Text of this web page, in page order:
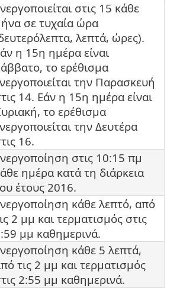
στις 15 κάθε
σε τυχαία ώρα
λεπτά, ώρες).
η 15η ημέρα είναι
το ερέθισμα
την Παρασκευή
14. Εάν η 15η ημέρα είναι
το ερέθισμα
την Δευτέρα
16.
στις 10:15 πμ
ημέρα κατά τη διάρκεια
έτους 2016.
κάθε λεπτό, από
2 μμ και τερματισμός στις
μμ καθημερινά.
κάθε 5 λεπτά,
τις 2 μμ και τερματισμός
2:55 μμ καθημερινά.